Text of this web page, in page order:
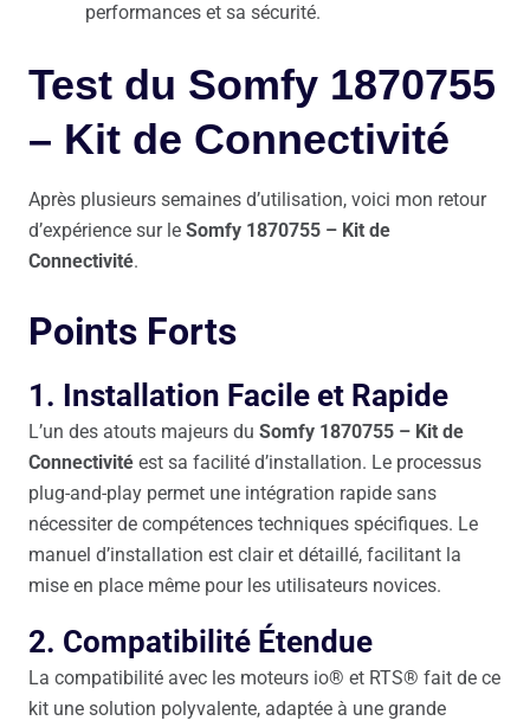
performances et sa sécurité.
Test du Somfy 1870755
– Kit de Connectivité
Après plusieurs semaines d’utilisation, voici mon retour
d’expérience sur le Somfy 1870755 – Kit de
Connectivité.
Points Forts
1. Installation Facile et Rapide
L’un des atouts majeurs du Somfy 1870755 – Kit de
Connectivité est sa facilité d’installation. Le processus
plug-and-play permet une intégration rapide sans
nécessiter de compétences techniques spécifiques. Le
manuel d’installation est clair et détaillé, facilitant la
mise en place même pour les utilisateurs novices.
2. Compatibilité Étendue
La compatibilité avec les moteurs io® et RTS® fait de ce
kit une solution polyvalente, adaptée à une grande